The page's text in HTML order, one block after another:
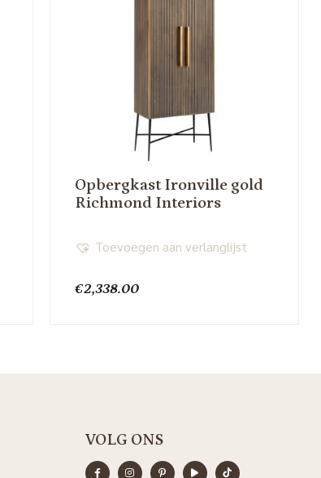
Opbergkast Ironville gold
Richmond Interiors
€2,338.00
Toevoegen aan verlanglijst
VOLG ONS